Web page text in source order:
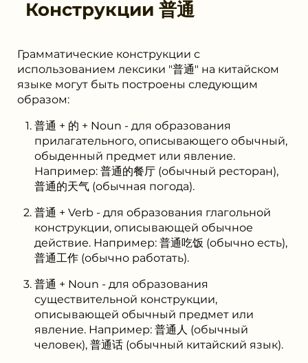
Конструкции 普通
Грамматические конструкции с
использованием лексики "普通" на китайском
языке могут быть построены следующим
образом:
普通 + 的 + Noun - для образования
прилагательного, описывающего обычный,
обыденный предмет или явление.
Например: 普通的餐厅 (обычный ресторан),
普通的天气 (обычная погода).
普通 + Verb - для образования глагольной
конструкции, описывающей обычное
действие. Например: 普通吃饭 (обычно есть),
普通工作 (обычно работать).
普通 + Noun - для образования
существительной конструкции,
описывающей обычный предмет или
явление. Например: 普通人 (обычный
человек), 普通话 (обычный китайский язык).